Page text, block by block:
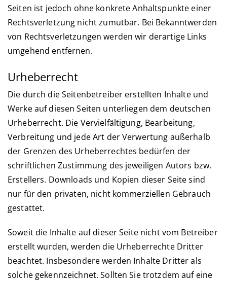
Seiten ist jedoch ohne konkrete Anhaltspunkte einer
Rechtsverletzung nicht zumutbar. Bei Bekanntwerden
von Rechtsverletzungen werden wir derartige Links
umgehend entfernen.
Urheberrecht
Die durch die Seitenbetreiber erstellten Inhalte und
Werke auf diesen Seiten unterliegen dem deutschen
Urheberrecht. Die Vervielfältigung, Bearbeitung,
Verbreitung und jede Art der Verwertung außerhalb
der Grenzen des Urheberrechtes bedürfen der
schriftlichen Zustimmung des jeweiligen Autors bzw.
Erstellers. Downloads und Kopien dieser Seite sind
nur für den privaten, nicht kommerziellen Gebrauch
gestattet.
Soweit die Inhalte auf dieser Seite nicht vom Betreiber
erstellt wurden, werden die Urheberrechte Dritter
beachtet. Insbesondere werden Inhalte Dritter als
solche gekennzeichnet. Sollten Sie trotzdem auf eine